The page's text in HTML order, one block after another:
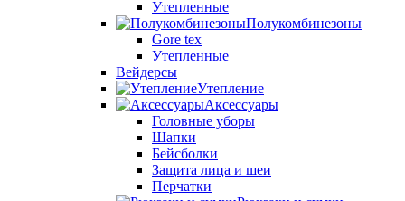
Утепленные
Полукомбинезоны
Gore tex
Утепленные
Вейдерсы
Утепление
Аксессуары
Головные уборы
Шапки
Бейсболки
Защита лица и шеи
Перчатки